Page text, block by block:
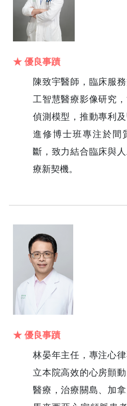
★ 優良事蹟
陳致宇醫師，臨床服
工智慧醫療影像研究
偵測模型，推動專利
進修博士班專注於間
斷，致力結合臨床與
療新契機。
★ 優良事蹟
林晏年主任，專注心
立本院高效的心房顫
醫療，治療關島、加